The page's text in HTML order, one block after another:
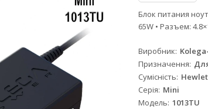
Блок питания
65W • Разъем:
Виробник
Призначення
Сумісність
Серія Mini
Модель 1013TU